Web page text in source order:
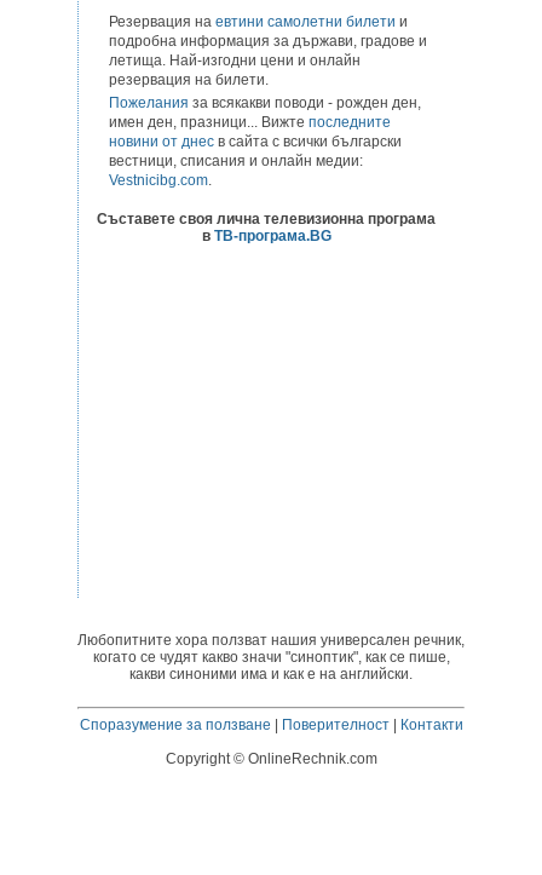
Резервация на евтини самолетни билети и
подробна информация за държави, градове и
летища. Най-изгодни цени и онлайн
резервация на билети.
Пожелания за всякакви поводи - рожден ден,
имен ден, празници... Вижте последните
новини от днес в сайта с всички български
вестници, списания и онлайн медии:
Vestnicibg.com.
Съставете своя лична телевизионна програма
в ТВ-програма.BG
Любопитните хора ползват нашия универсален речник,
когато се чудят какво значи "синоптик", как се пише,
какви синоними има и как е на английски.
Споразумение за ползване | Поверителност| Контакти
Copyright © OnlineRechnik.com